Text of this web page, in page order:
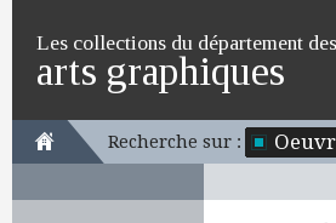
Les collections du département des
arts graphiques
Recherche sur :